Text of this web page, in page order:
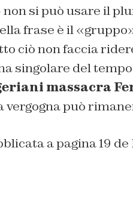
si può usare il
frase è il
ciò non faccia
singolare del
massacra
può
a pagina 19